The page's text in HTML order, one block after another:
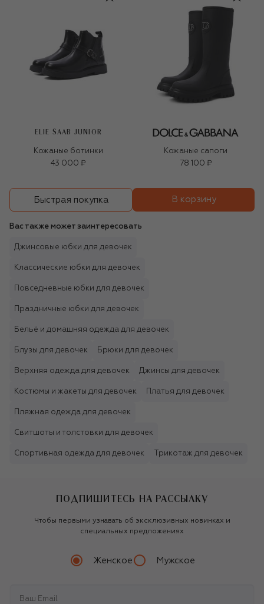
ELIE SAAB JUNIOR
Кожаные ботинки
43 000 ₽
Кожаные сапоги
78 100 ₽
Быстрая покупка В корзину
Вас также может заинтересовать
Джинсовые юбки для девочек
Классические юбки для девочек
Повседневные юбки для девочек
Праздничные юбки для девочек
Бельё и домашняя одежда для девочек
Блузы для девочек Брюки для девочек
Верхняя одежда для девочек Джинсы для девочек
Костюмы и жакеты для девочек Платья для девочек
Пляжная одежда для девочек
Свитшоты и толстовки для девочек
Спортивная одежда для девочек Трикотаж для девочек
ПОДПИШИТЕСЬ НА РАССЫЛКУ
Чтобы первыми узнавать об эксклюзивных новинках и
специальных предложениях
Женское Мужское